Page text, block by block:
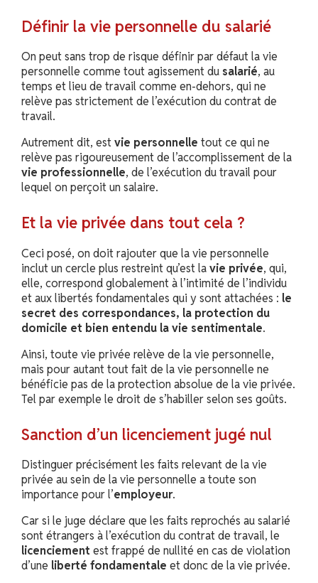
Définir la vie personnelle du salarié
On peut sans trop de risque définir par défaut la vie
personnelle comme tout agissement du salarié, au
temps et lieu de travail comme en-dehors, qui ne
relève pas strictement de l’exécution du contrat de
travail.
Autrement dit, estvie personnelle tout ce qui ne
relève pas rigoureusement de l’accomplissement de la
vie professionnelle, de l’exécution du travail pour
lequel on perçoit un salaire.
Et la vie privée dans tout cela ?
Ceci posé, on doit rajouter que la vie personnelle
inclut un cercle plus restreint qu’est lavie privée, qui,
elle, correspond globalement à l’intimité de l’individu
et aux libertés fondamentales qui y sont attachées : le
secret des correspondances, la protection du
domicile et bien entendu la vie sentimentale.
Ainsi, toute vie privée relève de la vie personnelle,
mais pour autant tout fait de la vie personnelle ne
bénéficie pas de la protection absolue de la vie privée.
Tel par exemple le droit de s’habiller selon ses goûts.
Sanction d’un licenciement jugé nul
Distinguer précisément les faits relevant de la vie
privée au sein de la vie personnelle a toute son
importance pour l’employeur.
Car si le juge déclare que les faits reprochés au salarié
sont étrangers à l’exécution du contrat de travail, le
licenciementest frappé de nullité en cas de violation
d’une liberté fondamentale et donc de la vie privée.